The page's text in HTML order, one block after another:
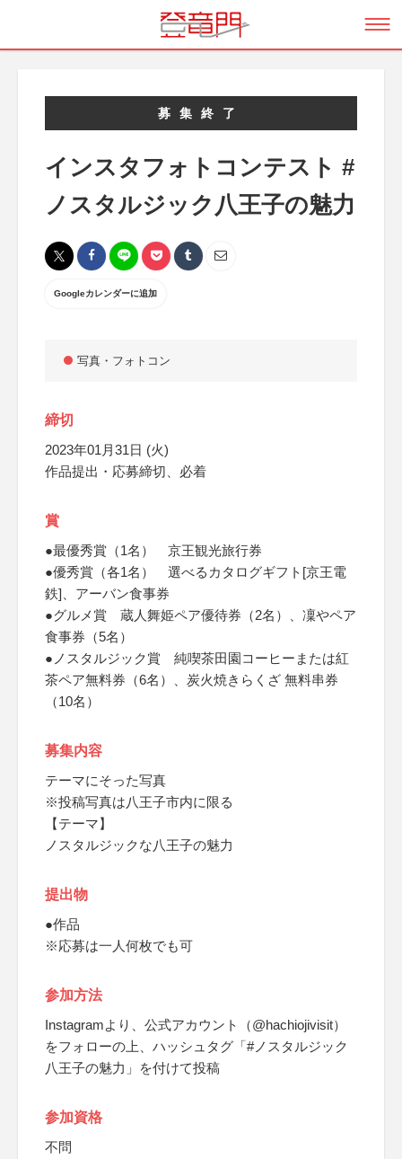
募集終了
インスタフォトコンテスト #
ノスタルジック八王子の魅力
Googleカレンダーに追加
写真・フォトコン
締切
2023年01月31日 (火)
作品提出・応募締切、必着
賞
●最優秀賞（1名） 京王観光旅行券
●優秀賞（各1名） 選べるカタログギフト[京王電
鉄]、アーバン食事券
●グルメ賞 蔵人舞姫ペア優待券（2名）、凜やペア
食事券（5名）
●ノスタルジック賞 純喫茶田園コーヒーまたは紅
茶ペア無料券（6名）、炭火焼きらくざ 無料串券
（10名）
募集内容
テーマにそった写真
※投稿写真は八王子市内に限る
【テーマ】
ノスタルジックな八王子の魅力
提出物
●作品
※応募は一人何枚でも可
参加方法
Instagramより、公式アカウント（@hachiojivisit）
をフォローの上、ハッシュタグ「#ノスタルジック
八王子の魅力」を付けて投稿
参加資格
不問